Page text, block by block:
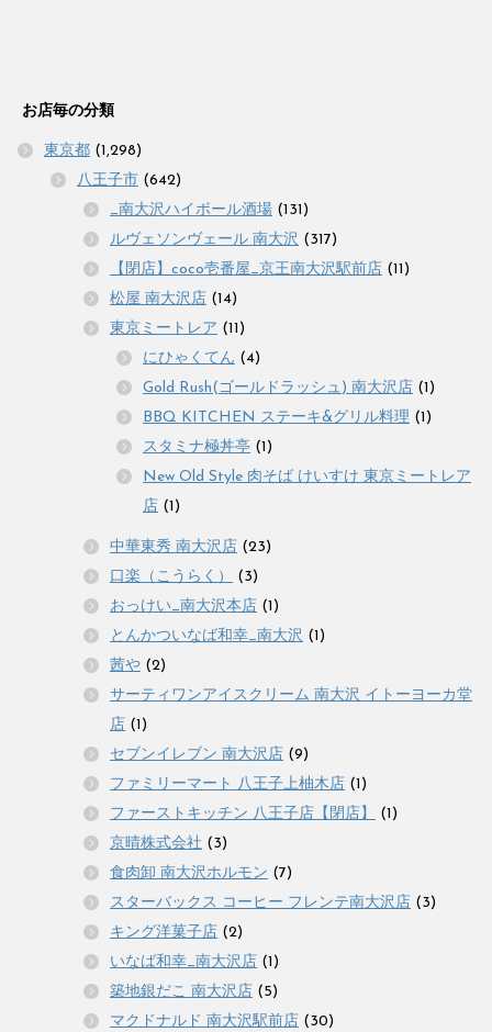
お店毎の分類
東京都 (1,298)
八王子市 (642)
_南大沢ハイボール酒場 (131)
ルヴェソンヴェール 南大沢 (317)
【閉店】coco壱番屋_京王南大沢駅前店 (11)
松屋 南大沢店 (14)
東京ミートレア (11)
にひゃくてん (4)
Gold Rush(ゴールドラッシュ) 南大沢店 (1)
BBQ KITCHEN ステーキ&グリル料理 (1)
スタミナ極丼亭 (1)
New Old Style 肉そば けいすけ 東京ミートレア
店 (1)
中華東秀 南大沢店 (23)
口楽（こうらく）
(3)
おっけい_南大沢本店 (1)
とんかついなば和幸_南大沢 (1)
茜や (2)
サーティワンアイスクリーム 南大沢 イトーヨーカ堂
店 (1)
セブンイレブン 南大沢店 (9)
ファミリーマート 八王子上柚木店 (1)
ファーストキッチン 八王子店【閉店】
(1)
京晴株式会社 (3)
食肉卸 南大沢ホルモン (7)
スターバックス コーヒー フレンテ南大沢店 (3)
キング洋菓子店 (2)
いなば和幸_南大沢店 (1)
築地銀だこ 南大沢店 (5)
マクドナルド 南大沢駅前店 (30)